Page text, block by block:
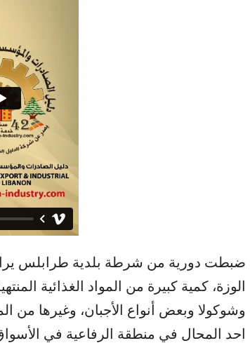
ضبطت دورية من ​شرطة بلدية طرابلس​
الوزة، كمية كبيرة من المواد الغذائية
وشوكولا وبعض أنواع الأجبان، وغيرها من
احد المحال في منطقة الرفاعية في